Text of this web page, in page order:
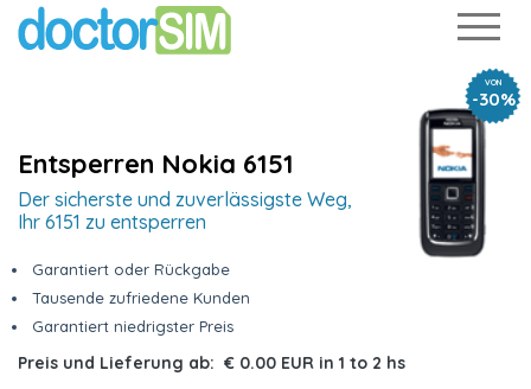
VON
-30%
Entsperren Nokia 6151
Der sicherste und zuverlässigste Weg,
Ihr 6151 zu entsperren
Garantiert oder Rückgabe
Tausende zufriedene Kunden
Garantiert niedrigster Preis
Preis und Lieferung ab: € 0.00 EUR in 1 to 2 hs